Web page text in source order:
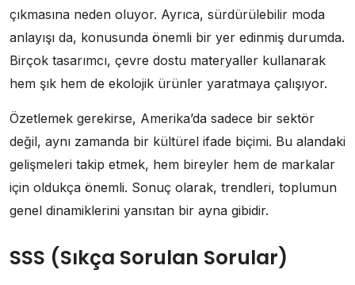
çıkmasına neden oluyor. Ayrıca, sürdürülebilir moda
anlayışı da, konusunda önemli bir yer edinmiş durumda.
Birçok tasarımcı, çevre dostu materyaller kullanarak
hem şık hem de ekolojik ürünler yaratmaya çalışıyor.
Özetlemek gerekirse, Amerika’da sadece bir sektör
değil, aynı zamanda bir kültürel ifade biçimi. Bu alandaki
gelişmeleri takip etmek, hem bireyler hem de markalar
için oldukça önemli. Sonuç olarak, trendleri, toplumun
genel dinamiklerini yansıtan bir ayna gibidir.
SSS (Sıkça Sorulan Sorular)